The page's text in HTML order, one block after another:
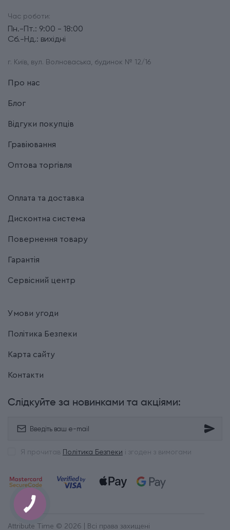
Час роботи:
Пн.-Пт.: 9:00 - 18:00
Сб.-Нд.: вихідні
г. Київ, вул. Волноваська, будинок № 12/16
Про нас
Блог
Відгуки покупців
Гравіювання
Оптова торгівля
Оплата та доставка
Дисконтна система
Повернення товару
Гарантія
Сервісний центр
Умови угоди
Політика Безпеки
Карта сайту
Контакти
Слідкуйте за новинками та акціями:
Я прочитав Політика Безпеки і згоден з вимогами
Attribute Time © 2026 | Всі права захищені